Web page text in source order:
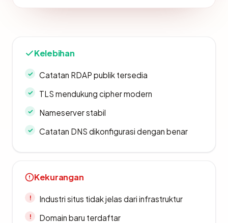
Kelebihan
Catatan RDAP publik tersedia
TLS mendukung cipher modern
Nameserver stabil
Catatan DNS dikonfigurasi dengan benar
Kekurangan
Industri situs tidak jelas dari infrastruktur
Domain baru terdaftar